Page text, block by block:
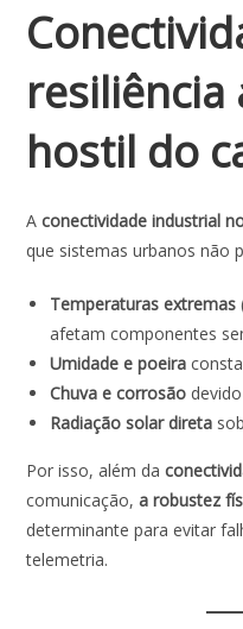
resiliência
hostil do
Aconectividade industrial
que sistemas urbanos não
Temperaturas extremas
afetam componentes
Umidade e poeira
Chuva e corrosão
Radiação solar direta
Por isso, além da
comunicação,a robustez
determinante para evitar
telemetria.